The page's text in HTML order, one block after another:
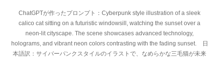
ChatGPTが作ったプロンプト：Cyberpunk style illustration of a sleek
calico cat sitting on a futuristic windowsill, watching the sunset over a
neon-lit cityscape. The scene showcases advanced technology,
holograms, and vibrant neon colors contrasting with the fading sunset. 日
本語訳：サイバーパンクスタイルのイラストで、なめらかな三毛猫が未来